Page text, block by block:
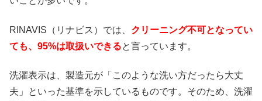
RINAVIS（リナビス）では、 クリーニング不可となってい
ても、95%は取扱いできると言っています。
洗濯表示は、製造元が「このような洗い方だったら大丈
夫」といった基準を示しているものです。そのため、洗濯